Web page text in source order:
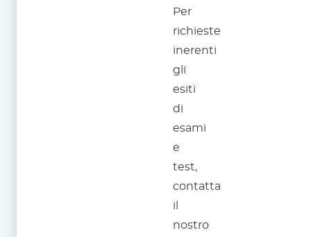
Per
richieste
inerenti
gli
esiti
di
esami
e
test,
contatta
il
nostro